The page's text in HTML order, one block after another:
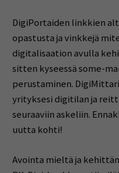
DigiPortaiden linkkien
opastusta ja vinkkejä
digitalisaation avulla
sitten kyseessä some-
perustaminen.
yrityksesi digitilan ja
seuraaviin askeliin.
uutta kohti!
Avointa mieltä ja